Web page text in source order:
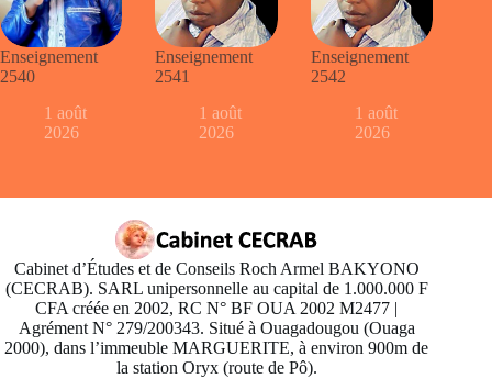
Enseignement
2540
1 août
2026
Enseignement
2541
1 août
2026
Enseignement
2542
1 août
2026
Cabinet d’Études et de Conseils Roch Armel BAKYONO
(CECRAB). SARL unipersonnelle au capital de 1.000.000 F
CFA créée en 2002, RC N° BF OUA 2002 M2477 |
Agrément N° 279/200343. Situé à Ouagadougou (Ouaga
2000), dans l’immeuble MARGUERITE, à environ 900m de
la station Oryx (route de Pô).